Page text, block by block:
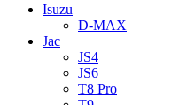
Isuzu
D-MAX
Jac
JS4
JS6
T8 Pro